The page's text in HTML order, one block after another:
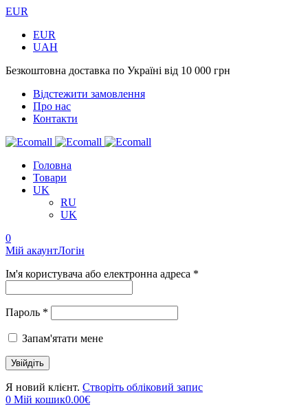
EUR
EUR
UAH
Безкоштовна доставка по Україні від 10 000 грн
Відстежити замовлення
Про нас
Контакти
Головна
Товари
UK
RU
UK
0
Мій акаунтЛогін
Ім'я користувача або електронна адреса *
Пароль *
Запам'ятати мене
Я новий клієнт. Створіть обліковий запис
0 Мій кошик0.00€